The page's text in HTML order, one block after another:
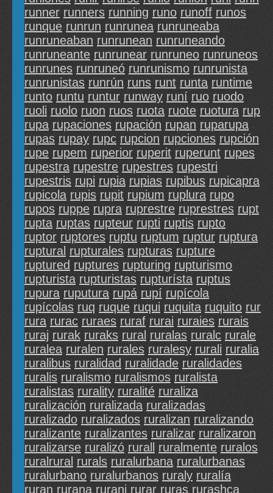
runner runners running runo runoff runos
runque runrun runrunea runruneaba
runruneaban runrunean runruneando
runruneante runrunear runruneo runruneos
runrunes runruneó runrunismo runrunista
runrunistas runrún runs runt runta runtime
runto runtu runtur runway runí ruo ruodo
ruoli ruolo ruon ruos ruota ruote ruotura rup
rupa rupaciones rupación rupan ruparupa
rupas rupay rupc rupcion rupciones rupción
rupe rupem ruperior ruperit ruperunt rupes
rupestra rupestre rupestres rupestri
rupestris rupi rupia rupias rupibus rupicapra
rupicola rupis rupit rupium ruplura rupo
rupos ruppe rupra ruprestre ruprestres rupt
rupta ruptas rupteur rupti ruptis rupto
ruptor ruptores ruptu ruptum ruptur ruptura
ruptural rupturales rupturas rupture
ruptured ruptures rupturing rupturismo
rupturista rupturistas rupturísta ruptus
rupura ruputura rupá rupí rupícola
rupícolas ruq ruque ruqui ruquita ruquito rur
rura rurac ruraes ruraf rurai ruraies rurais
ruraj rurak ruraks rural ruralas ruralc rurale
ruralea ruralen rurales ruralesy rurali ruralia
ruralibus ruralidad ruralidade ruralidades
ruralis ruralismo ruralismos ruralista
ruralistas rurality ruralité ruraliza
ruralización ruralizada ruralizadas
ruralizado ruralizados ruralizan ruralizando
ruralizante ruralizantes ruralizar ruralizaron
ruralizarse ruralizó rurall ruralmente ruralos
ruralrural rurals ruralurbana ruralurbanas
ruralurbano ruralurbanos ruraly ruralía
ruran rurana rurani rurar ruras rurashca